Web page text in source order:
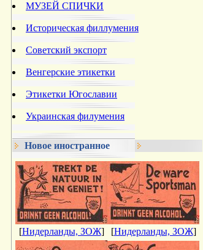
МУЗЕЙ СПИЧКИ
Историческая филлумения
Советский экспорт
Венгерские этикетки
Этикетки Югославии
Украинская филумения
Новое иностранное
[Нидерланды, ЗОЖ] [Нидерланды, ЗОЖ]